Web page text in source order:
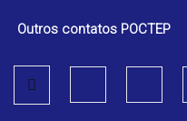
Outros contatos POCTEP